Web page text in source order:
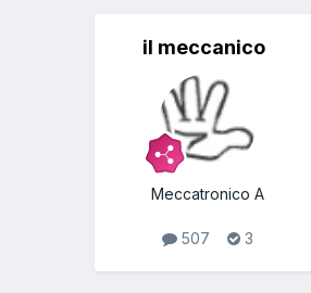
il meccanico
Meccatronico A
507 3